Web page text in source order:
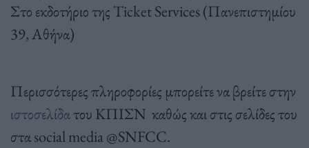
Στο εκδοτήριο της Ticket Services (Πανεπιστημίου
39, Αθήνα)
Περισσότερες πληροφορίες μπορείτε να βρείτε στην
ιστοσελίδατου ΚΠΙΣΝ καθώς και στις σελίδες του
στα social media @SNFCC.